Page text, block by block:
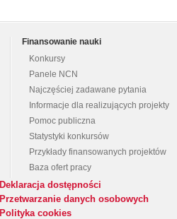
Finansowanie nauki
Konkursy
Panele NCN
Najczęściej zadawane pytania
Informacje dla realizujących projekty
Pomoc publiczna
Statystyki konkursów
Przykłady finansowanych projektów
Baza ofert pracy
Deklaracja dostępności
Przetwarzanie danych osobowych
Polityka cookies